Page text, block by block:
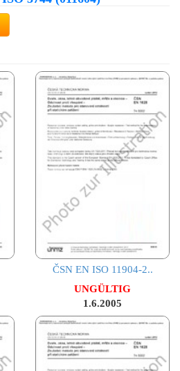
ČSN EN ISO 11904-2..
UNGÜLTIG
1.6.2005